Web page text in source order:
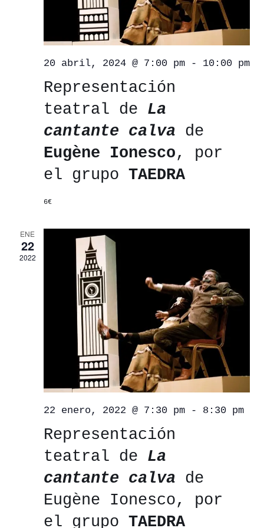
20 abril, 2024 @ 7:00 pm- 10:00 pm
Representación
teatral de La
cantante calva de
Eugène Ionesco, por
el grupo TAEDRA
6€
ENE
22
2022
22 enero, 2022 @ 7:30 pm- 8:30 pm
Representación
teatral de La
cantante calva de
Eugène Ionesco, por
el grupo TAEDRA